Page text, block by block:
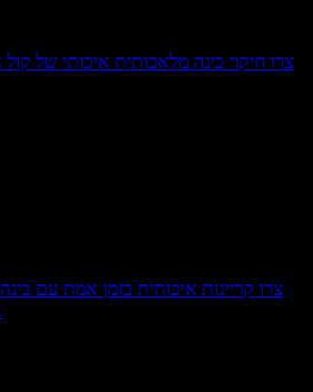
צרו חיקוי בינה מלאכותית איכותי של
צרו קריינות איכותית בזמן אמת עם
סרטונים והסברים – בכל סגנון.